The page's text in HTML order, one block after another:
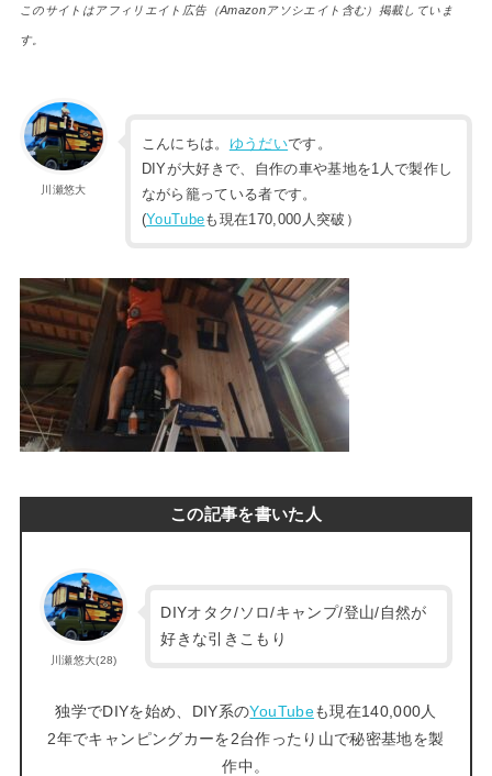
このサイトはアフィリエイト広告（Amazonアソシエイト含む）掲載していま
す。
川瀬悠大
こんにちは。 ゆうだいです。
DIYが大好きで、自作の車や基地を1人で製作し
ながら籠っている者です。
(YouTubeも現在170,000人突破）
この記事を書いた人
川瀬悠大(28)
DIYオタク/ソロ/キャンプ/登山/自然が
好きな引きこもり
独学でDIYを始め、DIY系のYouTubeも現在140,000人
2年でキャンピングカーを2台作ったり山で秘密基地を製
作中。